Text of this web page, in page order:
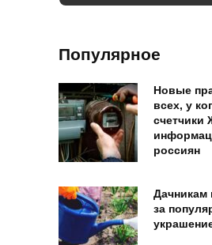
Популярное
Новые
всех, у
счетчики
россиян
Дачникам
за